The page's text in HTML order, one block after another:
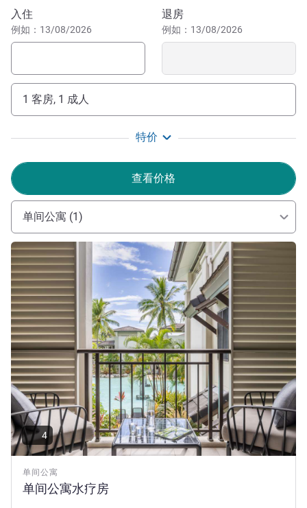
Daintree Rainforest and the spectacular Mossman Gorge,
or take a crocodile tour on the Daintree River. For guests
who want to stay closer to home, Port Douglas is a
restaurants and a large Sunday market to discover.
道格拉斯港海神庙铂尔曼水疗度假酒店门外即是道格拉斯
港，距凯恩斯仅有一小时的车程，是游览该地区包括大堡
礁、黛恩树雨林和苦难角在内的理想下榻之处。
"欢迎下榻我们酒店！"总经理 Lisa Brown 女士
Patrick Grant 酒店管理
预订此酒店
入住
例如：13/08/2026
退房
例如：13/08/2026
1 客房, 1 成人
特价
查看价格
单间公寓 (1)
单间公寓
单间公寓水疗房
请参阅详情
4